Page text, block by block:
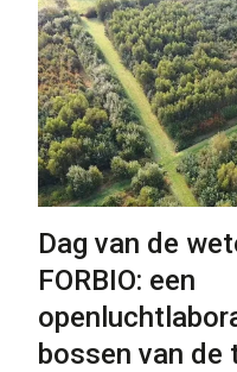
Dag van de
FORBIO: een
bossen van de